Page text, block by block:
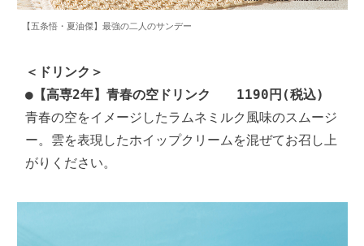
【五条悟・夏油傑】最強の二人のサンデー
＜ドリンク＞
●【高専2年】青春の空ドリンク　　1190円(税込)
青春の空をイメージしたラムネミルク風味のスムージ
ー。雲を表現したホイップクリームを混ぜてお召し上
がりください。